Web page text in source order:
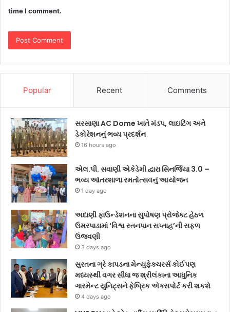
time I comment.
Popular Recent Comments
સરસાણા AC Dome ખાતે મંડપ, લાઇટિંગ અને
ડેકોરેશનનું ભવ્ય પ્રદર્શન
16 hours ago
એલ.પી. સવાણી એકેડેમી દ્વારા સિનર્જિયા 3.0 –
ભવ્ય આંતરશાળા રમતોત્સવનું આયોજન
1 day ago
અદાણી ફાઉન્ડેશનના સુપોષણ પ્રોજેક્ટ હેઠળ
ઉમરપાડામાં ‘વિશ્વ સ્તનપાન સપ્તાહ’ની સફળ
ઉજવણી
3 days ago
સુરતના ગ્રે કાપડના મેન્યુફેક્ચરર્સ કોઈપણ
મધ્યસ્થી વગર સીધા જ શ્રીલંકાના આધુનિક
ગારમેન્ટ યુનિટ્સને ફેબ્રિક એક્સપોર્ટ કરી શકશે
4 days ago